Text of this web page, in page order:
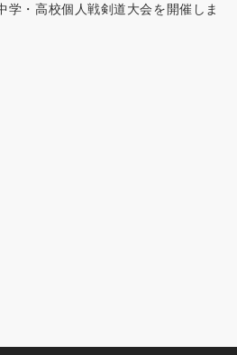
・高校個人戦剣道大会を開催しま